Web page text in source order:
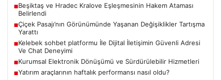
■Beşiktaş ve Hradec Kralove Eşleşmesinin Hakem Ataması
Belirlendi
■Çiçek Pasajı’nın Görünümünde Yaşanan Değişiklikler Tartışma
Yarattı
■Kelebek sohbet platformu İle Dijital İletişimin Güvenli Adresi
Ve Chat Deneyimi
■Kurumsal Elektronik Dönüşümü ve Sürdürülebilir Hizmetleri
■Yatırım araçlarının haftalık performansı nasıl oldu?